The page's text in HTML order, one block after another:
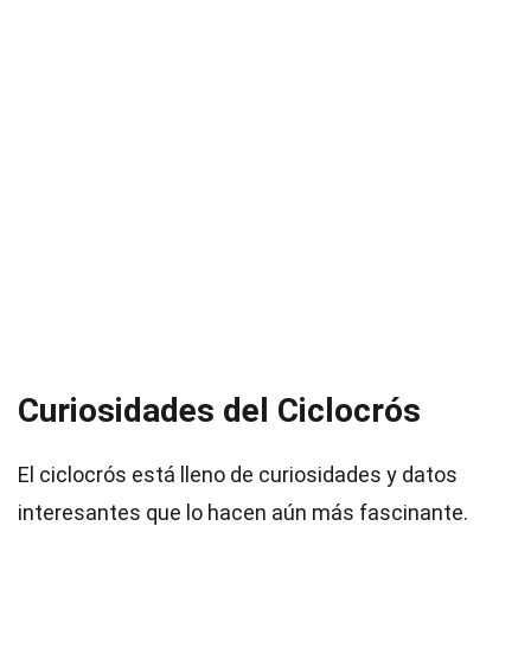
Curiosidades del Ciclocrós
El ciclocrós está lleno de curiosidades y datos
interesantes que lo hacen aún más fascinante.